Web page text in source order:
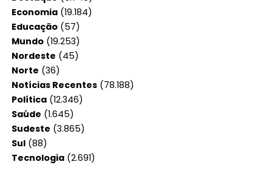
Economia(19.184)
Educação(57)
Mundo(19.253)
Nordeste (45)
Norte (36)
Notícias Recentes(78.188)
Política(12.346)
Saúde (1.645)
Sudeste (3.865)
Sul(88)
Tecnologia(2.691)